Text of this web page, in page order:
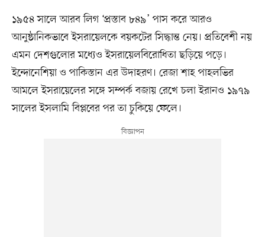
১৯৫৪ সালে আরব লিগ ‘প্রস্তাব ৮৪৯’ পাস করে আরও
আনুষ্ঠানিকভাবে ইসরায়েলকে বয়কটের সিদ্ধান্ত নেয়। প্রতিবেশী নয়
এমন দেশগুলোর মধ্যেও ইসরায়েলবিরোধিতা ছড়িয়ে পড়ে।
ইন্দোনেশিয়া ও পাকিস্তান এর উদাহরণ। রেজা শাহ পাহলভির
আমলে ইসরায়েলের সঙ্গে সম্পর্ক বজায় রেখে চলা ইরানও ১৯৭৯
সালের ইসলামি বিপ্লবের পর তা চুকিয়ে ফেলে।